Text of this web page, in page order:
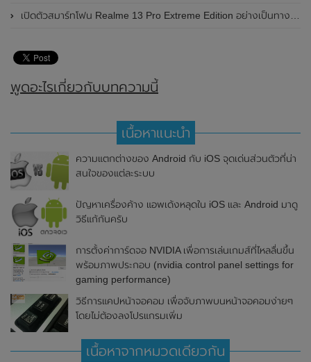
เปิดตัวสมาร์ทโฟน Realme 13 Pro Extreme Edition อย่างเป็นทางการแล้วในประเทศจีน
พูดอะไรเกี่ยวกับบทความนี้
เนื้อหาแนะนำ
ความแตกต่างของ Android กับ iOS จุดเด่นส่วนตัวที่น่า
สนใจของแต่ละระบบ
ปัญหาเครื่องค้าง แอพเด้งหลุดใน iOS และ Android มาดู
วิธีแก้กันครับ
การตั้งค่าการ์ดจอ NVIDIA เพื่อการเล่นเกมส์ที่ไหลลื่นขึ้น
พร้อมภาพประกอบ (nvidia control panel settings for
gaming performance)
วิธีการแคปหน้าจอคอม เพื่อจับภาพบนหน้าจอคอมง่ายๆ
โดยไม่ต้องลงโปรแกรมเพิ่ม
เนื้อหาจากหมวดเดียวกัน